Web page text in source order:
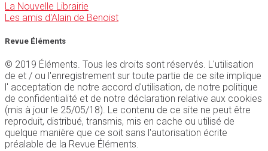
La Nouvelle Librairie
Les amis d'Alain de Benoist
Revue Éléments
© 2019 Éléments. Tous les droits sont réservés. L'utilisation
de et / ou l'enregistrement sur toute partie de ce site implique
l' acceptation de notre accord d'utilisation, de notre politique
de confidentialité et de notre déclaration relative aux cookies
(mis à jour le 25/05/18). Le contenu de ce site ne peut être
reproduit, distribué, transmis, mis en cache ou utilisé de
quelque manière que ce soit sans l'autorisation écrite
préalable de la Revue Éléments.